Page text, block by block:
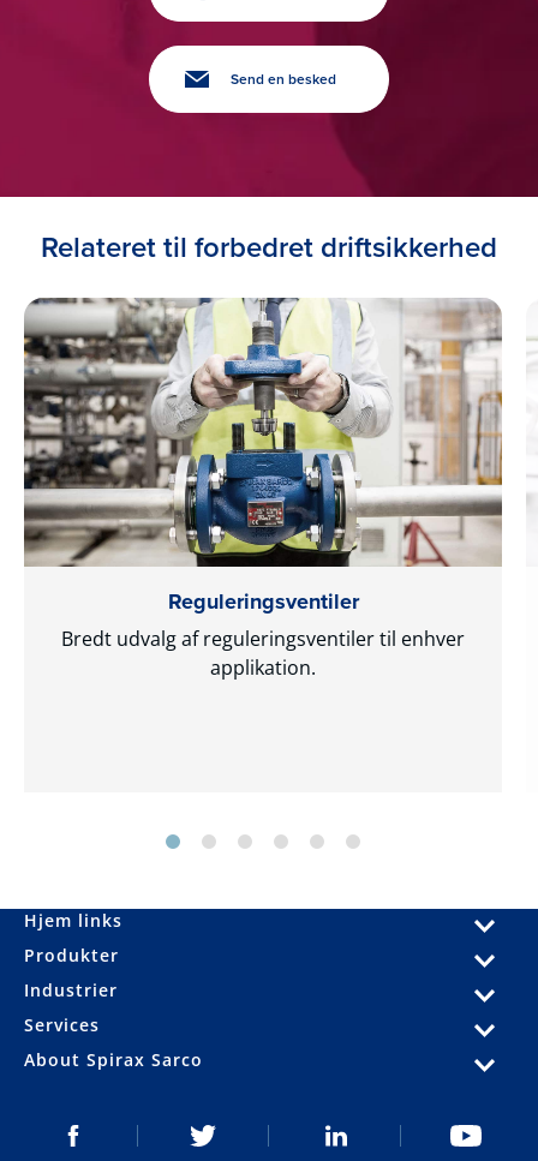
Send en besked
Relateret til forbedret driftsikkerhed
Reguleringsventiler
Bredt udvalg af reguleringsventiler til enhver
applikation.
Hjem links
Produkter
Industrier
Services
About Spirax Sarco